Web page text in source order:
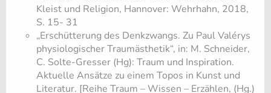
Kleist und Religion, Hannover: Wehrhahn, 2018,
S. 15- 31
„Erschütterung des Denkzwangs. Zu Paul Valérys
physiologischer Traumästhetik“, in: M. Schneider,
C. Solte-Gresser (Hg): Traum und Inspiration.
Aktuelle Ansätze zu einem Topos in Kunst und
Literatur. [Reihe Traum – Wissen – Erzählen, (Hg.)